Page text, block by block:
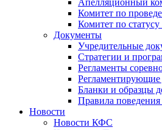
Апелляционный
Комитет по
Комитет по
Документы
Учредительные
Стратегии и
Регламенты
Бланки и образцы
Правила поведения
Новости
Новости КФС